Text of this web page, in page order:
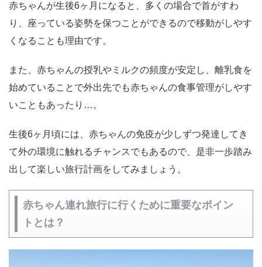
赤ちゃんが生後6ヶ月になると、多くの場合で首がすわ
り、座っている姿勢を保つことができるので移動がしやす
くなることも理由です。
また、赤ちゃんの授乳やミルクの頻度が安定し、離乳食を
始めていることで外出先でも赤ちゃんの食事管理がしやす
いこともあったり…。
生後6ヶ月頃には、赤ちゃんの免疫が少しずつ発達してき
て外の環境に触れるチャンスでもあるので、是非一歩踏み
出して楽しい旅行計画をしてみましょう。
赤ちゃん連れ旅行に行くために重要なポイン
トとは？